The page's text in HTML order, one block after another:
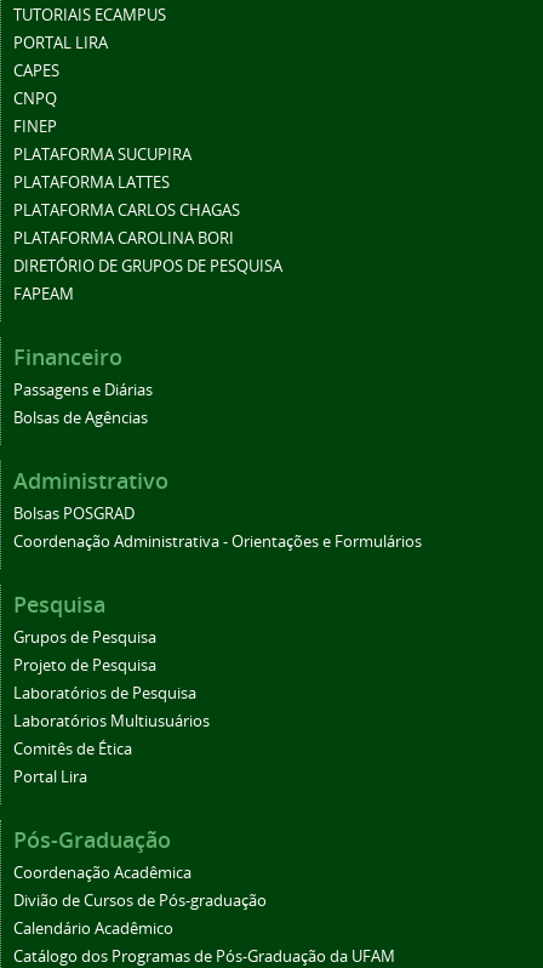
TUTORIAIS ECAMPUS
PORTAL LIRA
CAPES
CNPQ
FINEP
PLATAFORMA SUCUPIRA
PLATAFORMA LATTES
PLATAFORMA CARLOS CHAGAS
PLATAFORMA CAROLINA BORI
DIRETÓRIO DE GRUPOS DE PESQUISA
FAPEAM
Financeiro
Passagens e Diárias
Bolsas de Agências
Administrativo
Bolsas POSGRAD
Coordenação Administrativa - Orientações e Formulários
Pesquisa
Grupos de Pesquisa
Projeto de Pesquisa
Laboratórios de Pesquisa
Laboratórios Multiusuários
Comitês de Ética
Portal Lira
Pós-Graduação
Coordenação Acadêmica
Divião de Cursos de Pós-graduação
Calendário Acadêmico
Catálogo dos Programas de Pós-Graduação da UFAM